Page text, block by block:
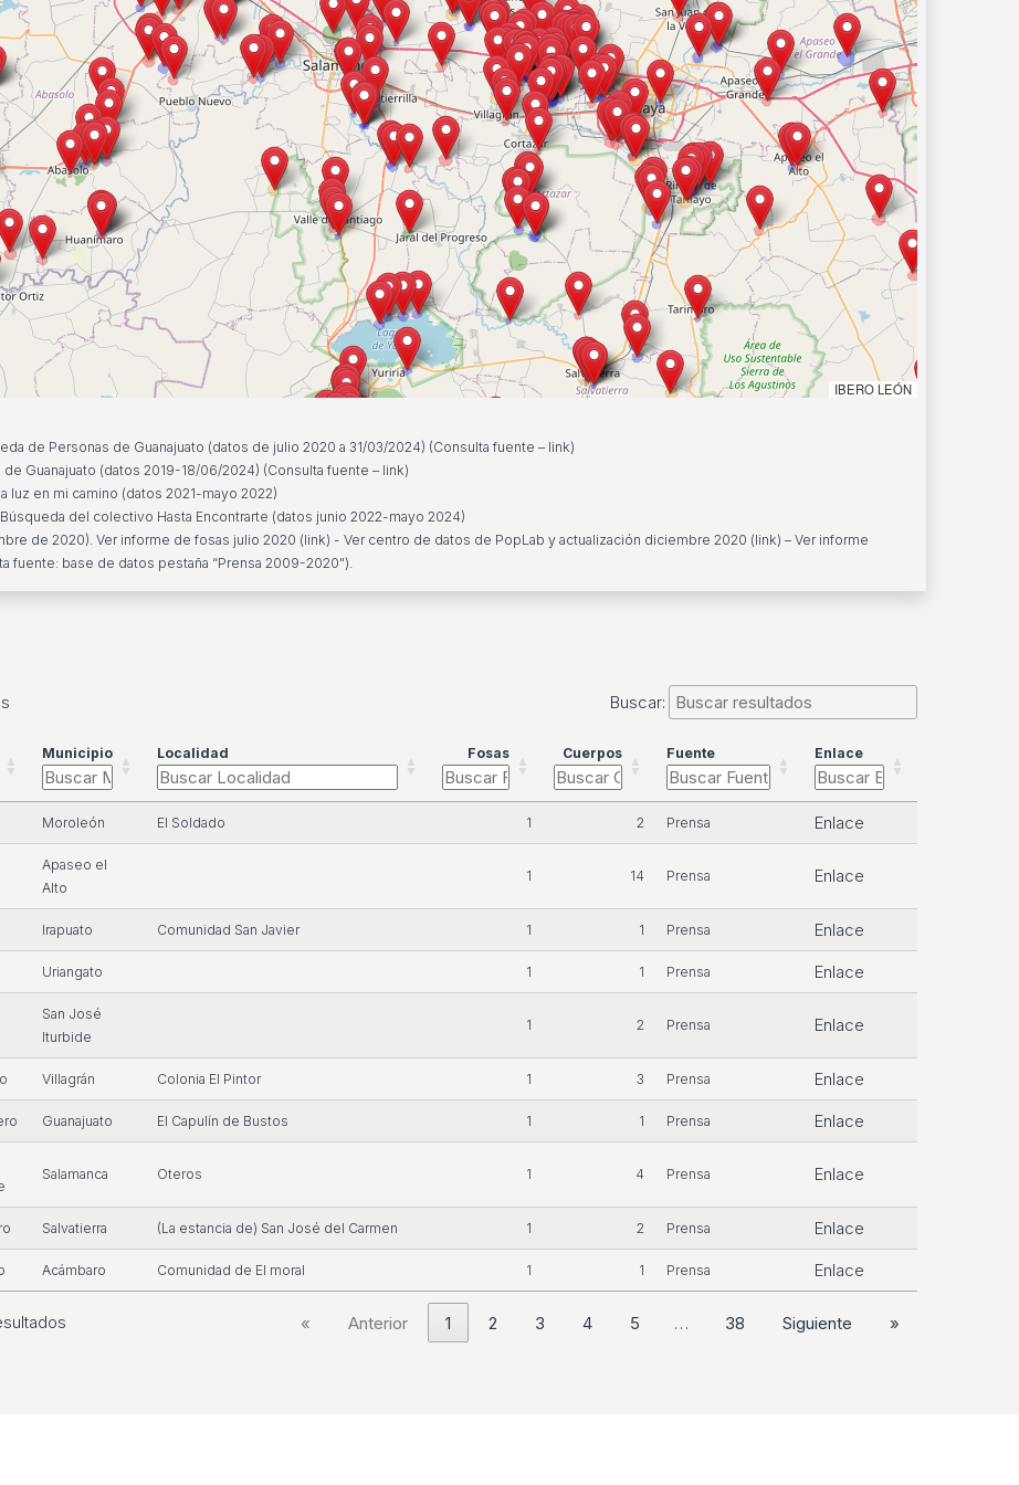
IBERO LEÓN
de Personas de Guanajuato (datos de julio 2020 a 31/03/2024) (Consulta fuente – link)
de Guanajuato (datos 2019-18/06/2024) (Consulta fuente – link)
luz en mi camino (datos 2021-mayo 2022)
del colectivo Hasta Encontrarte (datos junio 2022-mayo 2024)
de 2020). Ver informe de fosas julio 2020 (link) - Ver centro de datos de PopLab y actualización diciembre 2020 (link) – Ver informe
fuente: base de datos pestaña “Prensa 2009-2020").
Buscar:
Municipio Localidad Fosas Cuerpos Fuente Enlace
Moroleón El Soldado 1 2 Prensa Enlace
Apaseo el
Alto
1 14 Prensa Enlace
Irapuato Comunidad San Javier 1 1 Prensa Enlace
Uriangato 1 1 Prensa Enlace
San José
Iturbide
1 2 Prensa Enlace
Villagrán Colonia El Pintor 1 3 Prensa Enlace
Guanajuato El Capulín de Bustos 1 1 Prensa Enlace
Salamanca Oteros 1 4 Prensa Enlace
Salvatierra (La estancia de) San José del Carmen 1 2 Prensa Enlace
Acámbaro Comunidad de El moral 1 1 Prensa Enlace
« Anterior 1 2 3 4 5 … 38 Siguiente »